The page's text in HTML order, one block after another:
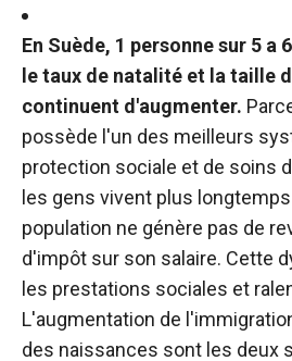
En Suède, 1 personne sur 5 a
le taux de natalité et la taille
continuent d'augmenter.
possède l'un des meilleurs
protection sociale et de soins
les gens vivent plus
population ne génère pas de
d'impôt sur son salaire. Cette
les prestations sociales et
L'augmentation de
des naissances sont les deux